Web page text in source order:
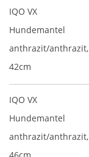
IQO VX
Hundemantel
anthrazit/anthrazit,
42cm
IQO VX
Hundemantel
anthrazit/anthrazit,